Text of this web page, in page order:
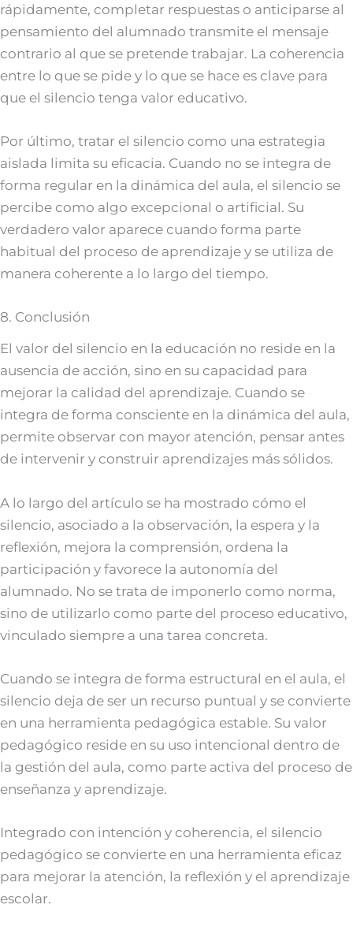
rápidamente, completar respuestas o anticiparse al
pensamiento del alumnado transmite el mensaje
contrario al que se pretende trabajar. La coherencia
entre lo que se pide y lo que se hace es clave para
que el silencio tenga valor educativo.
Por último, tratar el silencio como una estrategia
aislada limita su eficacia. Cuando no se integra de
forma regular en la dinámica del aula, el silencio se
percibe como algo excepcional o artificial. Su
verdadero valor aparece cuando forma parte
habitual del proceso de aprendizaje y se utiliza de
manera coherente a lo largo del tiempo.
8. Conclusión
El valor del silencio en la educación no reside en la
ausencia de acción, sino en su capacidad para
mejorar la calidad del aprendizaje. Cuando se
integra de forma consciente en la dinámica del aula,
permite observar con mayor atención, pensar antes
de intervenir y construir aprendizajes más sólidos.
A lo largo del artículo se ha mostrado cómo el
silencio, asociado a la observación, la espera y la
reflexión, mejora la comprensión, ordena la
participación y favorece la autonomía del
alumnado. No se trata de imponerlo como norma,
sino de utilizarlo como parte del proceso educativo,
vinculado siempre a una tarea concreta.
Cuando se integra de forma estructural en el aula, el
silencio deja de ser un recurso puntual y se convierte
en una herramienta pedagógica estable. Su valor
pedagógico reside en su uso intencional dentro de
la gestión del aula, como parte activa del proceso de
enseñanza y aprendizaje.
Integrado con intención y coherencia, el silencio
pedagógico se convierte en una herramienta eficaz
para mejorar la atención, la reflexión y el aprendizaje
escolar.